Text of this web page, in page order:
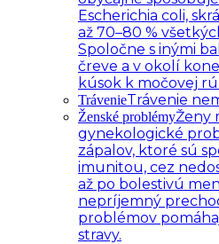
Escherichia coli,
až 70–80 %
Spoločne s inými
čreve a v okolí
kúsok k močovej
TrávenieTrávenie
Ženské problémyŽeny
gynekologické
zápalov, ktoré sú
imunitou, cez
až po bolestivú
nepríjemný
problémov
stravy.